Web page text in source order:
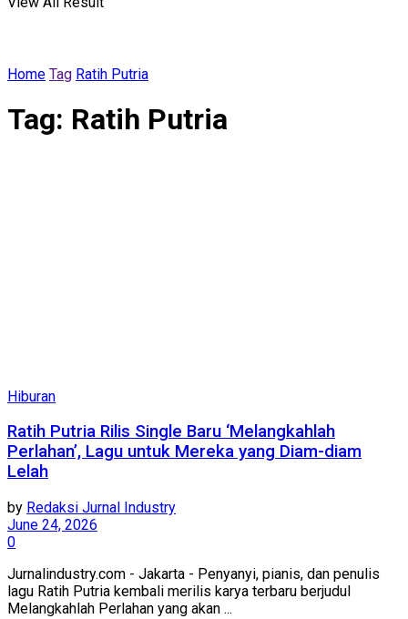
Home Tag Ratih Putria
Tag: Ratih Putria
Hiburan
Ratih Putria Rilis Single Baru ‘Melangkahlah
Perlahan’, Lagu untuk Mereka yang Diam-diam
Lelah
by Redaksi Jurnal Industry
June 24, 2026
0
Jurnalindustry.com - Jakarta - Penyanyi, pianis, dan penulis
lagu Ratih Putria kembali merilis karya terbaru berjudul
Melangkahlah Perlahan yang akan ...